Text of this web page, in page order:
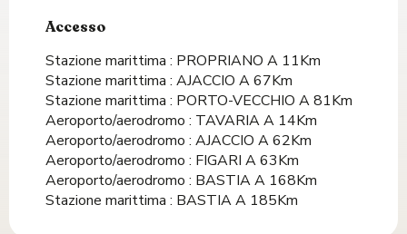
Accesso
Accesso
Stazione marittima : PROPRIANO A 11Km
Stazione marittima : AJACCIO A 67Km
Stazione marittima : PORTO-VECCHIO A 81Km
Aeroporto/aerodromo : TAVARIA A 14Km
Aeroporto/aerodromo : AJACCIO A 62Km
Aeroporto/aerodromo : FIGARI A 63Km
Aeroporto/aerodromo : BASTIA A 168Km
Stazione marittima : BASTIA A 185Km